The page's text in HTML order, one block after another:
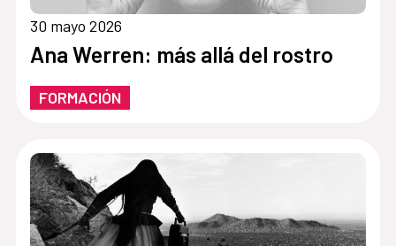
30 mayo 2026
Ana Werren: más allá del rostro
FORMACIÓN